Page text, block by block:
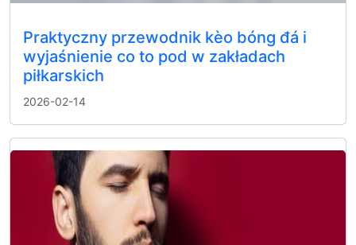
Praktyczny przewodnik kèo bóng đá i
wyjaśnienie co to pod w zakładach
piłkarskich
2026-02-14